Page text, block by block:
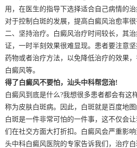
用，在医生的指导下选择适合自己病情的治
对于控制白斑的发展，提高白癜风治愈率很
二、坚持治疗。白癜风治疗时间较长，其
证，一时半刻效果很难显现。患者要注意
药物或者治疗方法，以免降低治疗的效果
白癜风等。
得了白癜风不要怕，汕头中科帮您治!
白癜风到底是什么?我想很多患者都会有这
称为皮肤白斑病。因此，白斑就是百度地
白斑是一件非常可怕的一件事，这不仅会
们在社交方面大打折扣。白癜风会严重影
头中科白癜风医院的专家告诉我们，治疗白